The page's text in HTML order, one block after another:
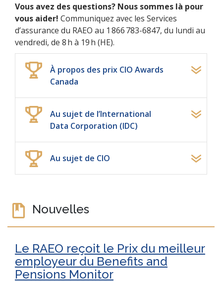
Vous avez des questions? Nous sommes là pour
vous aider! Communiquez avec les Services
d’assurance du RAEO au 1 866 783-6847, du lundi au
vendredi, de 8 h à 19 h (HE).
À propos des prix CIO Awards
Canada
Au sujet de l’International
Data Corporation (IDC)
Au sujet de CIO
Nouvelles
Le RAEO reçoit le Prix du meilleur
employeur du Benefits and
Pensions Monitor